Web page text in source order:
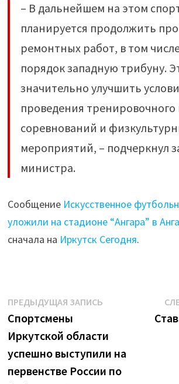
– В дальнейшем на этом
планируется продолжить
ремонтных работ, в том
порядок западную трибуну.
значительно улучшить
проведения тренировочного
соревнований и
мероприятий, – подчеркнул
министра.
Сообщение Искусственное
уложили на стадионе “Ангара” в
сначала на Иркутск Сегодня.
Навигация
по
записям
ПРЕДЫДУЩАЯ ЗАПИСЬПредыдущая
Спортсмены
Иркутской области
успешно выступили на
первенстве России по